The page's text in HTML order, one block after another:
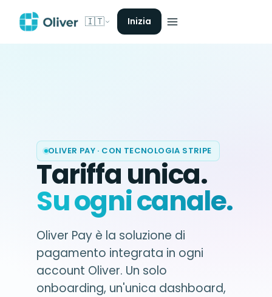
🇮🇹 Inizia
OLIVER PAY · CON TECNOLOGIA STRIPE
Tariffa unica.
Su ogni canale.
Oliver Pay è la soluzione di
pagamento integrata in ogni
account Oliver. Un solo
onboarding, un'unica dashboard,